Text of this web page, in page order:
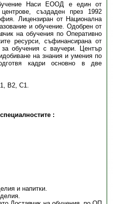
Наси ЕООД е един от
създаден през 1992
Лицензиран от Национална
и обучение. Одобрен от
на обучения по Оперативно
ресурси, съфинансирана от
обучения с ваучери. Център
на знания и умения по
кадри основно в две
В2, С1.
:
и напитки.